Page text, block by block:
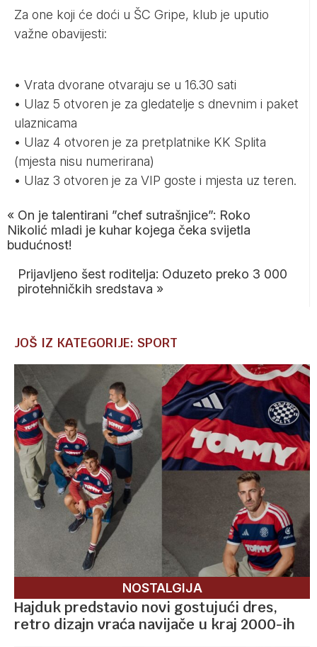
Za one koji će doći u ŠC Gripe, klub je uputio
važne obavijesti:
•⁠ ⁠Vrata dvorane otvaraju se u 16.30 sati
•⁠ ⁠Ulaz 5 otvoren je za gledatelje s dnevnim i paket
ulaznicama
•⁠ ⁠Ulaz 4 otvoren je za pretplatnike KK Splita
(mjesta nisu numerirana)
•⁠ ⁠Ulaz 3 otvoren je za VIP goste i mjesta uz teren.
« On je talentirani ”chef sutrašnjice”: Roko
Nikolić mladi je kuhar kojega čeka svijetla
budućnost!
Prijavljeno šest roditelja: Oduzeto preko 3 000
pirotehničkih sredstava »
JOŠ IZ KATEGORIJE: SPORT
NOSTALGIJA
Hajduk predstavio novi gostujući dres,
retro dizajn vraća navijače u kraj 2000-ih